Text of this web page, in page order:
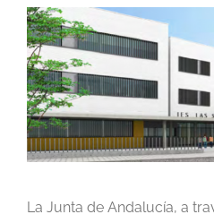
La Junta de Andalucía, a